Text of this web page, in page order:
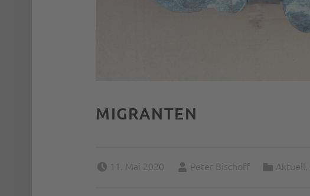
MIGRANTEN
11. Mai 2020 Peter Bischoff Aktuell